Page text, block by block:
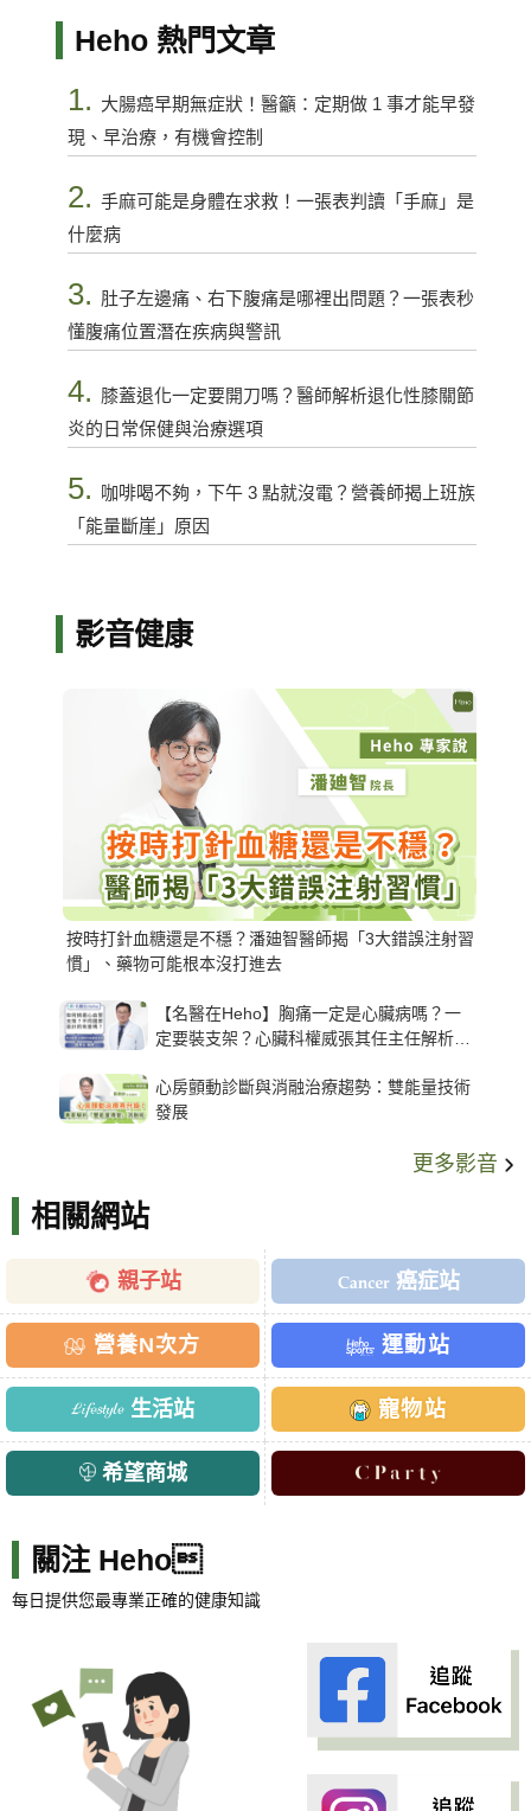
Heho 熱門文章
1. 大腸癌早期無症狀！醫籲：定期做 1 事才能早發
現、早治療，有機會控制
2. 手麻可能是身體在求救！一張表判讀「手麻」是
什麼病
3. 肚子左邊痛、右下腹痛是哪裡出問題？一張表秒
懂腹痛位置潛在疾病與警訊
4. 膝蓋退化一定要開刀嗎？醫師解析退化性膝關節
炎的日常保健與治療選項
5.
咖啡喝不夠，下午 3 點就沒電？營養師揭上班族
「能量斷崖」原因
影音健康
按時打針血糖還是不穩？潘廸智醫師揭「3大錯誤注射習
慣」、藥物可能根本沒打進去
【名醫在Heho】胸痛一定是心臟病嗎？一
定要裝支架？心臟科權威張其任主任解析支
心房顫動診斷與消融治療趨勢：雙能量技術
發展
更多影音
相關網站
親子站 癌症站
營養N次方 運動站
生活站 寵物站
希望商城
關注 Heho
每日提供您最專業正確的健康知識